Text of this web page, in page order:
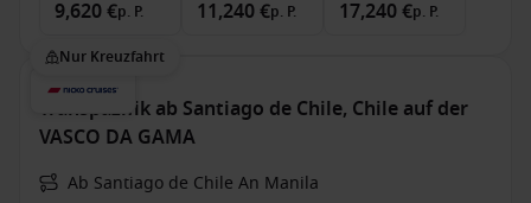
9,620 €p. P. 11,240 €p. P. 17,240 €p. P.
Nur Kreuzfahrt
Transpazifik ab Santiago de Chile, Chile auf der
VASCO DA GAMA
Ab Santiago de Chile An Manila